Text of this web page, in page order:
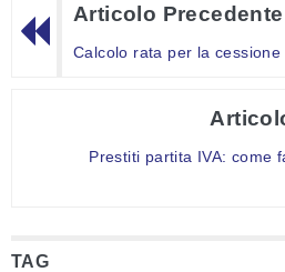
Articolo Precedente
Calcolo rata per la
Prestiti partita IVA: come
TAG